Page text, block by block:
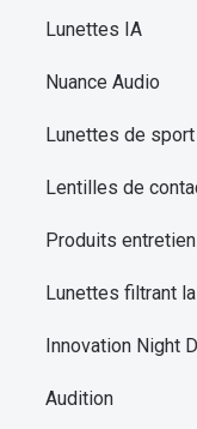
Lunettes IA
Nuance Audio
Lunettes de sport
Lentilles de
Produits
Lunettes filtrant
Innovation Night
Audition